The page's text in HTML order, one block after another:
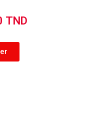
TND